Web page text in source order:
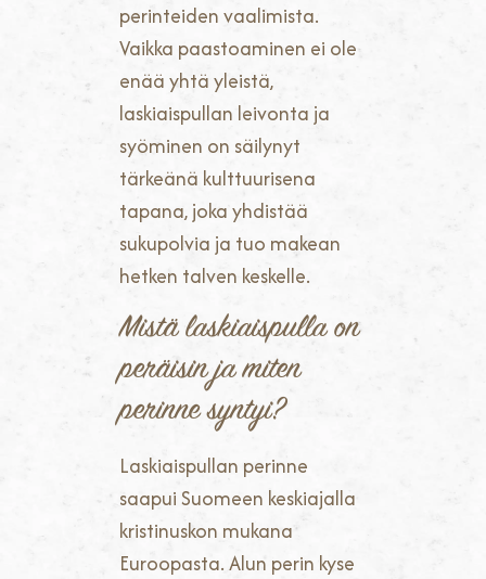
perinteiden vaalimista.
Vaikka paastoaminen ei ole
enää yhtä yleistä,
laskiaispullan leivonta ja
syöminen on säilynyt
tärkeänä kulttuurisena
tapana, joka yhdistää
sukupolvia ja tuo makean
hetken talven keskelle.
Mistä laskiaispulla on
peräisin ja miten
perinne syntyi?
Laskiaispullan perinne
saapui Suomeen keskiajalla
kristinuskon mukana
Euroopasta. Alun perin kyse